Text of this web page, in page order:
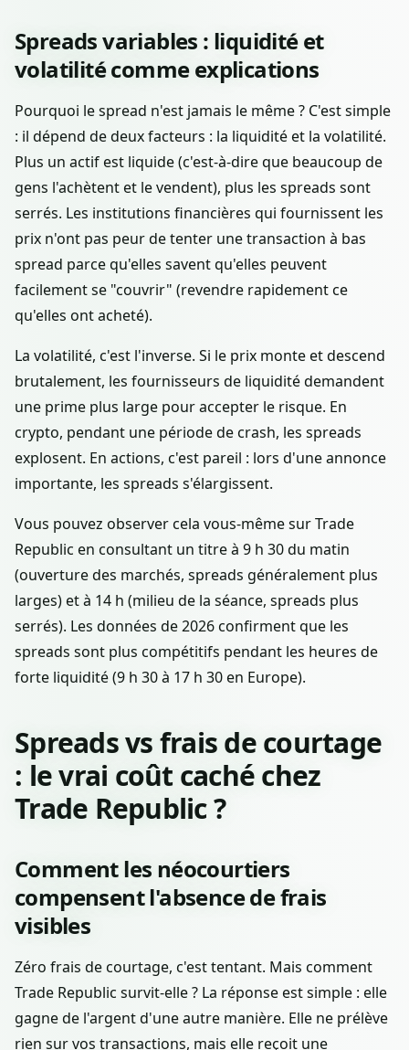
Spreads variables : liquidité et
volatilité comme explications
Pourquoi le spread n'est jamais le même ? C'est simple
: il dépend de deux facteurs : la liquidité et la volatilité.
Plus un actif est liquide (c'est-à-dire que beaucoup de
gens l'achètent et le vendent), plus les spreads sont
serrés. Les institutions financières qui fournissent les
prix n'ont pas peur de tenter une transaction à bas
spread parce qu'elles savent qu'elles peuvent
facilement se "couvrir" (revendre rapidement ce
qu'elles ont acheté).
La volatilité, c'est l'inverse. Si le prix monte et descend
brutalement, les fournisseurs de liquidité demandent
une prime plus large pour accepter le risque. En
crypto, pendant une période de crash, les spreads
explosent. En actions, c'est pareil : lors d'une annonce
importante, les spreads s'élargissent.
Vous pouvez observer cela vous-même sur Trade
Republic en consultant un titre à 9 h 30 du matin
(ouverture des marchés, spreads généralement plus
larges) et à 14 h (milieu de la séance, spreads plus
serrés). Les données de 2026 confirment que les
spreads sont plus compétitifs pendant les heures de
forte liquidité (9 h 30 à 17 h 30 en Europe).
Spreads vs frais de courtage
: le vrai coût caché chez
Trade Republic ?
Comment les néocourtiers
compensent l'absence de frais
visibles
Zéro frais de courtage, c'est tentant. Mais comment
Trade Republic survit-elle ? La réponse est simple : elle
gagne de l'argent d'une autre manière. Elle ne prélève
rien sur vos transactions, mais elle reçoit une